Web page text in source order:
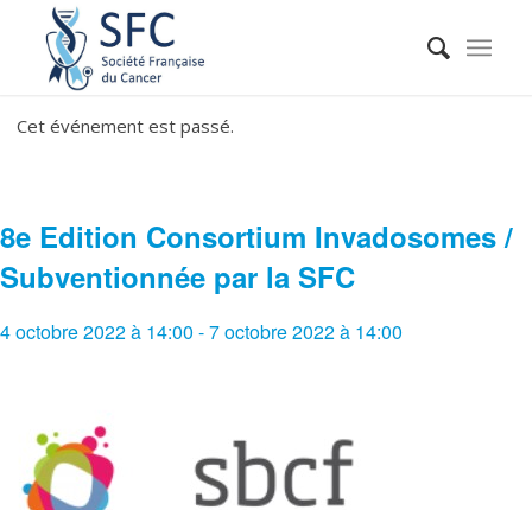
Cet événement est passé.
8e Edition Consortium Invadosomes /
Subventionnée par la SFC
4 octobre 2022 à 14:00 -7 octobre 2022 à 14:00